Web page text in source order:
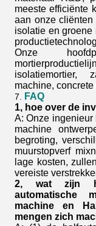
meeste efficiënte
aan onze
isolatie en groene
Onze
isolatiemortier,
machine,
7.
FAQ
1, hoe over de
A: Onze ingenieur
machine
begroting,
muurstopverf
lage kosten,
vereiste
2, wat zijn
automatische
machine en
mengen zich